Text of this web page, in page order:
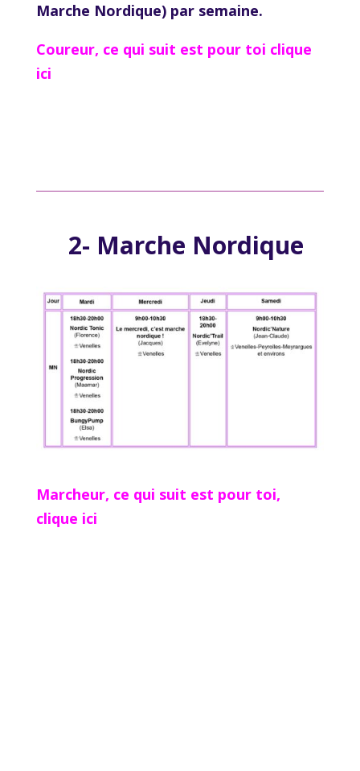
Marche Nordique) par semaine.
Coureur, ce qui suit est pour toi clique
ici
2- Marche Nordique
Marcheur, ce qui suit est pour toi,
clique ici